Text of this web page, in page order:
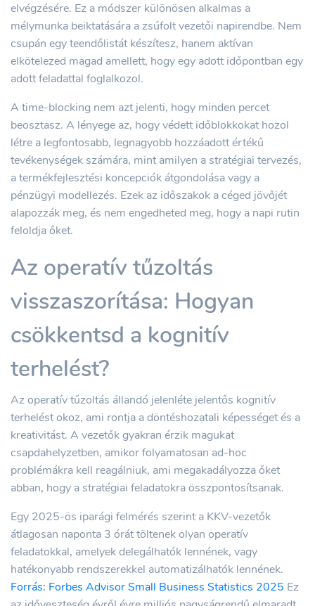
elvégzésére. Ez a módszer különösen alkalmas a
mélymunka beiktatására a zsúfolt vezetői napirendbe. Nem
csupán egy teendőlistát készítesz, hanem aktívan
elkötelezed magad amellett, hogy egy adott időpontban egy
adott feladattal foglalkozol.
A time-blocking nem azt jelenti, hogy minden percet
beosztasz. A lényege az, hogy védett időblokkokat hozol
létre a legfontosabb, legnagyobb hozzáadott értékű
tevékenységek számára, mint amilyen a stratégiai tervezés,
a termékfejlesztési koncepciók átgondolása vagy a
pénzügyi modellezés. Ezek az időszakok a céged jövőjét
alapozzák meg, és nem engedheted meg, hogy a napi rutin
feloldja őket.
Az operatív tűzoltás
visszaszorítása: Hogyan
csökkentsd a kognitív
terhelést?
Az operatív tűzoltás állandó jelenléte jelentős kognitív
terhelést okoz, ami rontja a döntéshozatali képességet és a
kreativitást. A vezetők gyakran érzik magukat
csapdahelyzetben, amikor folyamatosan ad-hoc
problémákra kell reagálniuk, ami megakadályozza őket
abban, hogy a stratégiai feladatokra összpontosítsanak.
Egy 2025-ös iparági felmérés szerint a KKV-vezetők
átlagosan naponta 3 órát töltenek olyan operatív
feladatokkal, amelyek delegálhatók lennének, vagy
hatékonyabb rendszerekkel automatizálhatók lennének.
Forrás: Forbes Advisor Small Business Statistics 2025 Ez